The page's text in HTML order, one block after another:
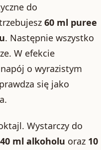
do
60 ml puree
. Następnie wszystko
W efekcie
o wyrazistym
się jako
Wystarczy do
40 ml alkoholu oraz 10